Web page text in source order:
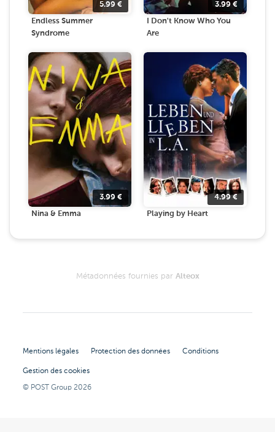
5.99 €
Endless Summer
Syndrome
3.99 €
I Don't Know Who You
Are
3.99 €
Nina & Emma
4.99€
Playing by Heart
Métadonnées fournies par Alteox
Mentions légales Protection des données Conditions
Gestion des cookies
© POST Group2026